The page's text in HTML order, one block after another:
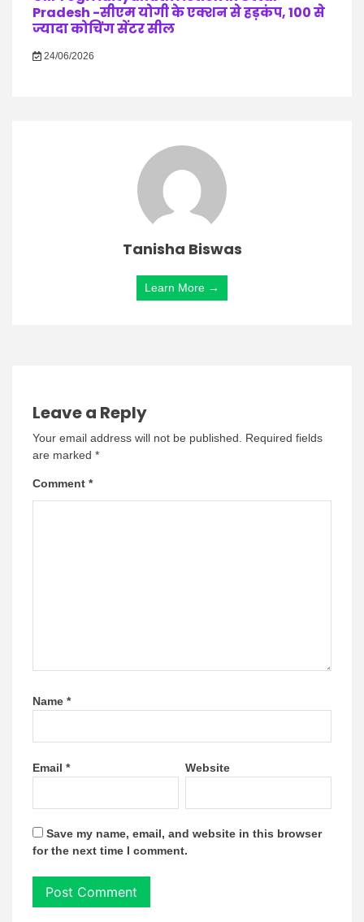
Pradesh -सीएम योगी के एक्शन से हड़कंप, 100 से
ज्यादा कोचिंग सेंटर सील
24/06/2026
Tanisha Biswas
Learn More →
Leave a Reply
Your email address will not be published.
Required fields
are marked *
Comment *
Name *
Email * Website
Save my name, email, and website in this browser
for the next time I comment.